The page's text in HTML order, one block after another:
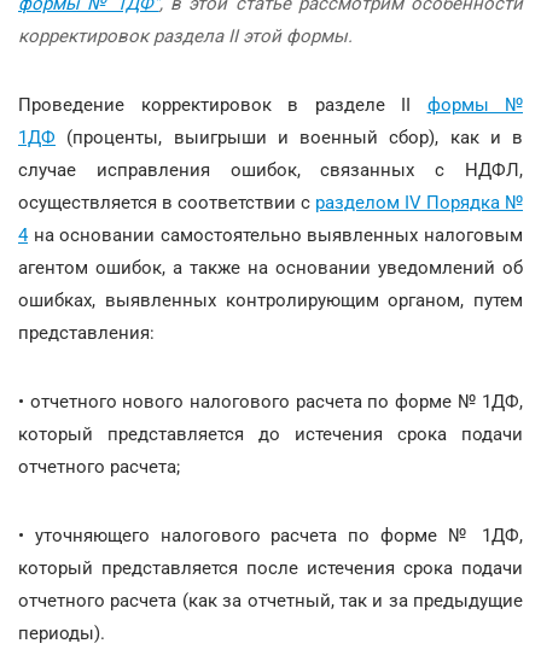
корректировок раздела ІІ этой формы.
Проведение корректировок в разделе II формы №
1ДФ (проценты, выигрыши и военный сбор), как и в
случае исправления ошибок, связанных с НДФЛ,
осуществляется в соответствии с разделом IV Порядка №
4на основании самостоятельно выявленных налоговым
агентом ошибок, а также на основании уведомлений об
ошибках, выявленных контролирующим органом, путем
представления:
• отчетного нового налогового расчета по форме № 1ДФ,
который представляется до истечения срока подачи
отчетного расчета;
• уточняющего налогового расчета по форме № 1ДФ,
который представляется после истечения срока подачи
отчетного расчета (как за отчетный, так и за предыдущие
периоды).